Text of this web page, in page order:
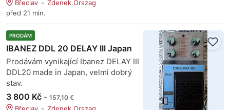
Břeclav
Zdenek.Orszag
před 21 min.
PRODÁM
IBANEZ DDL 20 DELAY III Japan
Prodávám vynikající Ibanez DELAY III
DDL20 made in Japan, velmi dobrý
stav.
3 800 Kč ~ 157,10 €